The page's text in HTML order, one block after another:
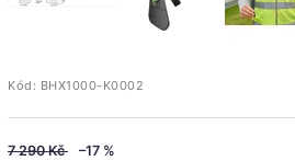
Kód: BHX1000-K0002
7 290 Kč –17 %